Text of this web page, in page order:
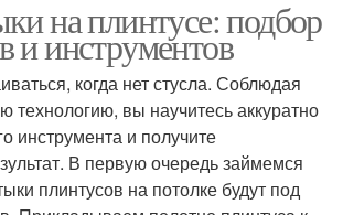
на плинтусе: подбор
и инструментов
когда нет стусла. Соблюдая
технологию, вы научитесь аккуратно
инструмента и получите
В первую очередь займемся
плинтусов на потолке будут под